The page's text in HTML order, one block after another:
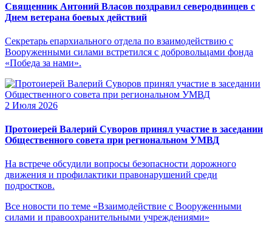
Священник Антоний Власов поздравил северодвинцев с
Днем ветерана боевых действий
Секретарь епархиального отдела по взаимодействию с
Вооруженными силами встретился с добровольцами фонда
«Победа за нами».
2 Июля 2026
Протоиерей Валерий Суворов принял участие в заседании
Общественного совета при региональном УМВД
На встрече обсудили вопросы безопасности дорожного
движения и профилактики правонарушений среди
подростков.
Все новости по теме «Взаимодействие с Вооруженными
силами и правоохранительными учреждениями»